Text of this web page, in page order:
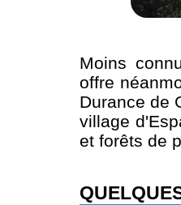
Moins
offre
Durance de
village
et forêts de